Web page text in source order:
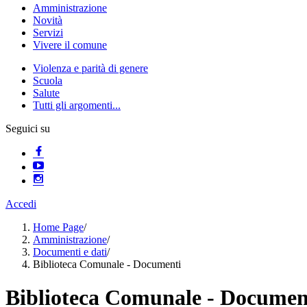
Amministrazione
Novità
Servizi
Vivere il comune
Violenza e parità di genere
Scuola
Salute
Tutti gli argomenti...
Seguici su
Accedi
Home Page/
Amministrazione/
Documenti e dati/
Biblioteca Comunale - Documenti
Biblioteca Comunale -